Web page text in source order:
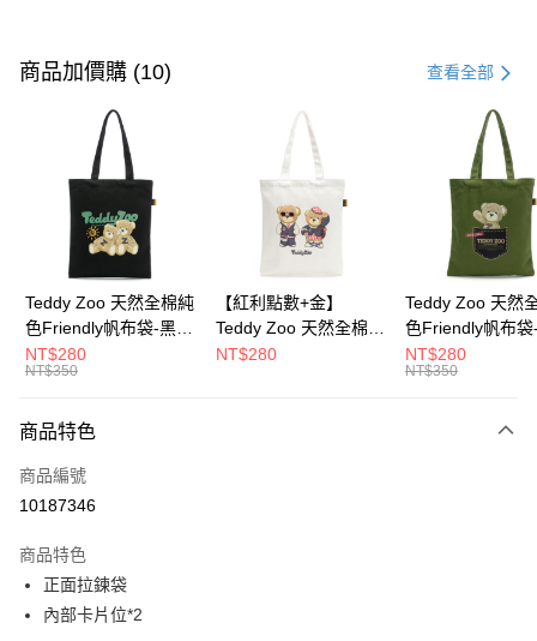
信用卡一次付款
超商取貨付款
Apple Pay
街口支付
大哥付你分期
相關說明
2.付款方式選擇「大哥付你分期」，訂單成立後會自動跳轉到大哥付的交易
成交易。
3.實際核准額度、可分期數及費用金額請依後續交易確認頁面所載為準。
消。如遇「轉專審核」未通過狀況，表示未達大哥付你分期系統評分，恕無
法說明評估內容。
【繳款方式說明】
1.分期款項不併入電信帳單，「大哥付你分期」於每月結算日後寄送繳費提
運送方式
全家取貨付款
付款後全家取貨
每筆NT$100，滿NT$700(含以上)免運費
商品加價購 (10) 查看全部
Teddy Zoo 天然全棉純
色Friendly帆布袋-黑色
(TZB107)
NT$280
NT$350
【紅利點數+金】
Teddy Zoo 天然全棉純
色Friendly帆布袋-白色
NT$280
Teddy Zoo 天然
色Friendly帆布袋
色(TZB107)
NT$280
NT$350
商品特色
商品編號
10187346
商品特色
正面拉鍊袋
內部卡片位*2